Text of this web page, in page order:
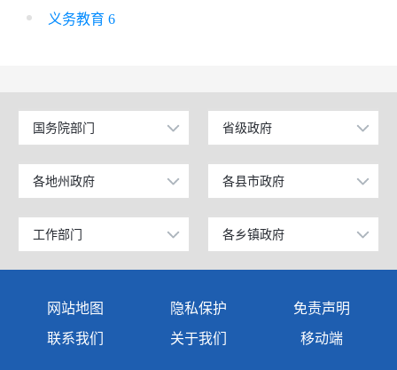
义务教育 6
国务院部门
公安部
工业和信息化部
科学技术部
教育部
国防部
省级政府
北京
上海
广东
天津
山东
各地州政府
乌鲁木齐市
昌吉回族自治州
阿克苏地区
克孜勒苏柯尔克孜自治州
塔城地区
各县市政府
昌吉市
阜康市
玛纳斯县
呼图壁县
吉木萨尔县
工作部门
政府办公室
各乡镇政府
奇台镇
网站地图 隐私保护
免责声明
联系我们
关于我们 移动端